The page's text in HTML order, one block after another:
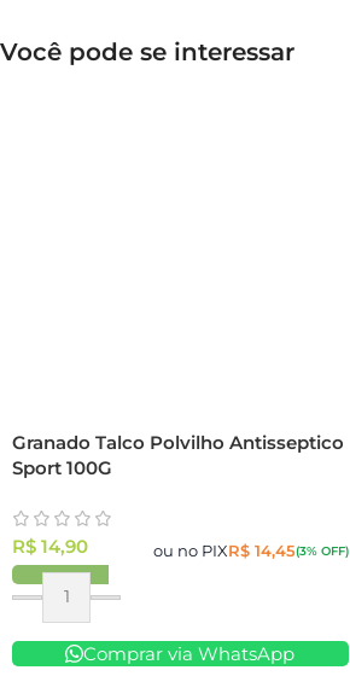
Você pode se interessar
Granado Talco Polvilho Antisseptico
Sport 100G
R$ 14,90 ou no PIXR$14,45(3% OFF)
Comprar via WhatsApp